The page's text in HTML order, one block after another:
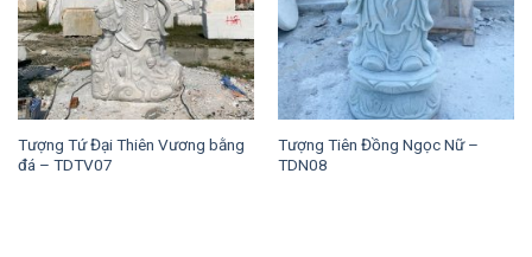
Tượng Tứ Đại Thiên Vương bằng
đá – TDTV07
Tượng Tiên Đồng Ngọc Nữ –
TDN08